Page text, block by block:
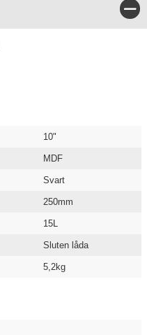
10"
MDF
Svart
250mm
15L
Sluten låda
5,2kg